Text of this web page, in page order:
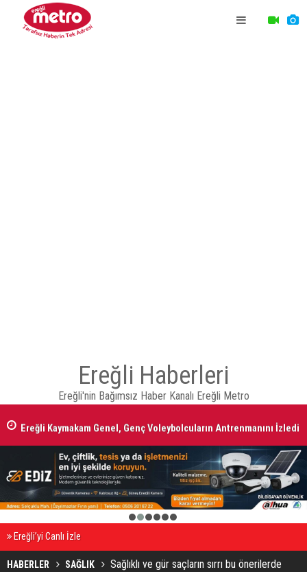
Ereğli Haberleri
Ereğli'nin Bağımsız Haber Kanalı Ereğli Metro
Ereğli Kaymakam Genel, Genç Voleybolcuların Antrenmanını İzledi
2 3 4 5 6
Ereğli’yi Canlı İzle
HABERLER SAĞLIK Sağlıklı ve gür saçların sırrı bu önerilerde